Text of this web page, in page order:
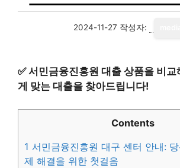
2024-11-27 작성자:
✅서민금융진흥원 대출 상품을 비교
게 맞는 대출을 찾아드립니다!
Contents
1 서민금융진흥원 대구 센터 안내:
제 해결을 위한 첫걸음